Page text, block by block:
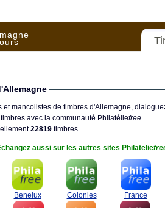
et mancolistes de timbres d'Allemagne,
avec la communauté Philatéliefree.
22819 timbres.
aussi sur les autres sites Philatelie
Benelux Colonies France